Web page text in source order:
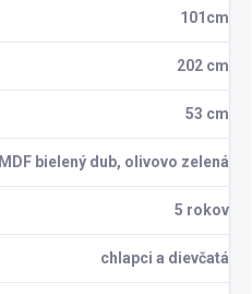
101cm
202 cm
53 cm
MDF bielený dub, olivovo zelená
5 rokov
chlapci a dievčatá